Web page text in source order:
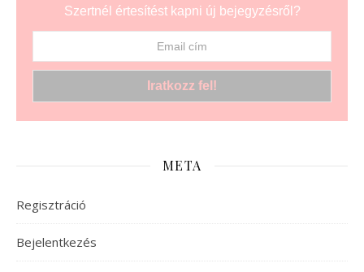
Szertnél értesítést kapni új bejegyzésről?
META
Regisztráció
Bejelentkezés